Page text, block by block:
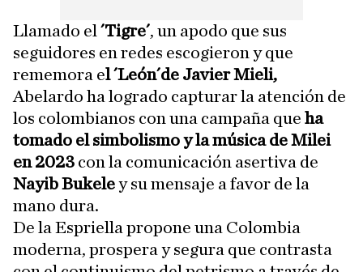
Llamado el ´Tigre´, un apodo que sus
seguidores en redes escogieron y que
rememora el ´León´de Javier Mieli,
Abelardo ha logrado capturar la atención de
los colombianos con una campaña que ha
tomado el simbolismo y la música de Milei
en 2023 con la comunicación asertiva de
Nayib Bukeley su mensaje a favor de la
mano dura.
De la Espriella propone una Colombia
moderna, prospera y segura que contrasta